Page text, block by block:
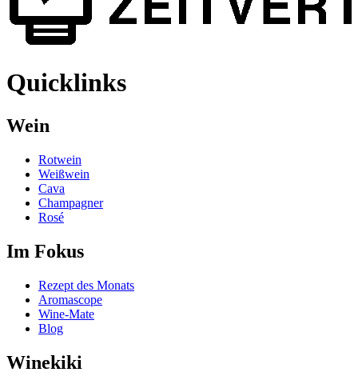
Quicklinks
Wein
Rotwein
Weißwein
Cava
Champagner
Rosé
Im Fokus
Rezept des Monats
Aromascope
Wine-Mate
Blog
Winekiki